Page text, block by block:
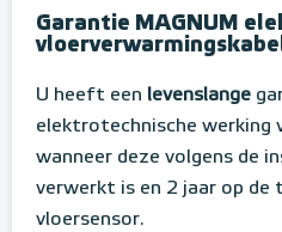
Garantie MAGNUM
U heeft een levenslange
elektrotechnische werking
wanneer deze volgens de
verwerkt is en 2 jaar op de
vloersensor.